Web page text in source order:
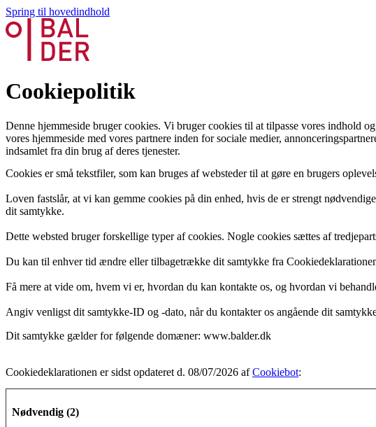
Spring til hovedindhold
Cookiepolitik
Denne hjemmeside bruger cookies. Vi bruger cookies til at tilpasse vores indhold
vores hjemmeside med vores partnere inden for sociale medier,
indsamlet fra din brug af deres tjenester.
Cookies er små tekstfiler, som kan bruges af websteder til at gøre en brugers
Loven fastslår, at vi kan gemme cookies på din enhed, hvis de er strengt
dit samtykke.
Dette websted bruger forskellige typer af cookies. Nogle cookies sættes af
Du kan til enhver tid ændre eller tilbagetrække dit samtykke fra
Få mere at vide om, hvem vi er, hvordan du kan kontakte os, og hvordan vi
Angiv venligst dit samtykke-ID og -dato, når du kontakter os angående dit
Dit samtykke gælder for følgende domæner: www.balder.dk
Cookiedeklarationen er sidst opdateret d. 08/07/2026 afCookiebot:
Nødvendig (2)